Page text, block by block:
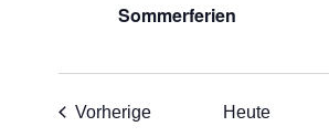
Sommerferien
VorherigeVeranstaltungen
Heute